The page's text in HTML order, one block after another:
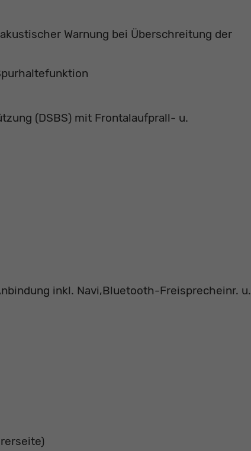
Warnung bei Überschreitung der
(DSBS) mit Frontalaufprall- u.
inkl. Navi,Bluetooth-Freisprecheinr. u.